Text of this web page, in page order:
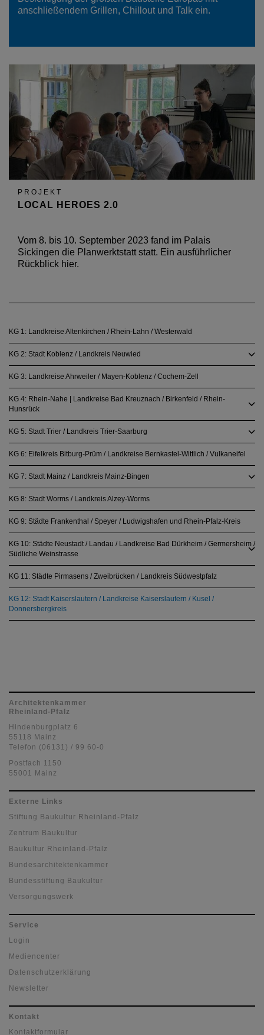
anschließendem Grillen, Chillout und Talk ein.
PROJEKT
LOCAL HEROES 2.0
Vom 8. bis 10. September 2023 fand im Palais
Sickingen die Planwerktstatt statt. Ein ausführlicher
Rückblick hier.
KG 1: Landkreise Altenkirchen / Rhein-Lahn / Westerwald
KG 2: Stadt Koblenz / Landkreis Neuwied
KG 3: Landkreise Ahrweiler / Mayen-Koblenz / Cochem-Zell
KG 4: Rhein-Nahe | Landkreise Bad Kreuznach / Birkenfeld / Rhein-
Hunsrück
KG 5: Stadt Trier / Landkreis Trier-Saarburg
KG 6: Eifelkreis Bitburg-Prüm / Landkreise Bernkastel-Wittlich / Vulkaneifel
KG 7: Stadt Mainz / Landkreis Mainz-Bingen
KG 8: Stadt Worms / Landkreis Alzey-Worms
KG 9: Städte Frankenthal / Speyer / Ludwigshafen und Rhein-Pfalz-Kreis
KG 10: Städte Neustadt / Landau / Landkreise Bad Dürkheim / Germersheim /
Südliche Weinstrasse
KG 11: Städte Pirmasens / Zweibrücken / Landkreis Südwestpfalz
KG 12: Stadt Kaiserslautern / Landkreise Kaiserslautern / Kusel /
Donnersbergkreis
Architektenkammer
Rheinland-Pfalz
Hindenburgplatz 6
55118 Mainz
Telefon (06131) / 99 60-0
Postfach 1150
55001 Mainz
Externe Links
Stiftung Baukultur Rheinland-Pfalz
Zentrum Baukultur
Baukultur Rheinland-Pfalz
Bundesarchitektenkammer
Bundesstiftung Baukultur
Versorgungswerk
Service
Login
Mediencenter
Datenschutzerklärung
Newsletter
Kontakt
Kontaktformular